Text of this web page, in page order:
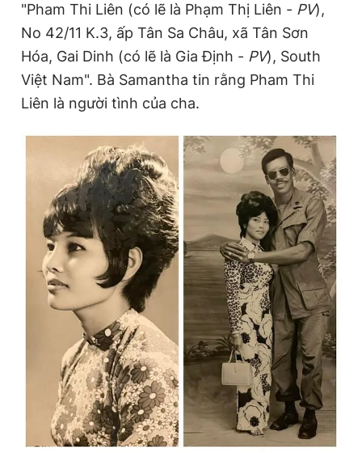
"Pham Thi Liên (có lẽ là Phạm Thị Liên - PV),
No 42/11 K.3, ấp Tân Sa Châu, xã Tân Sơn
Hóa, Gai Dinh (có lẽ là Gia Định - PV), South
Việt Nam". Bà Samantha tin rằng Pham Thi
Liên là người tình của cha.